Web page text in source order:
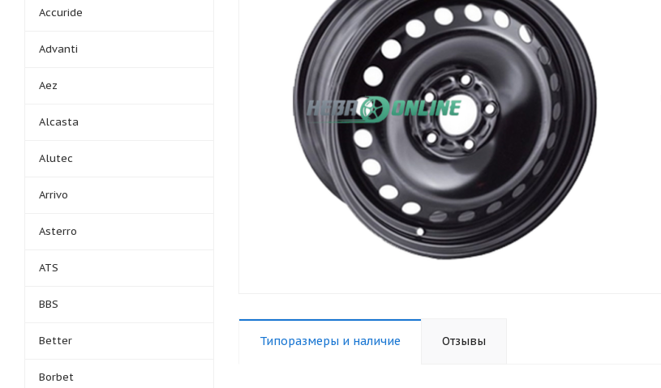
Типоразмеры и наличие Отзывы
Accuride
Advanti
Aez
Alcasta
Alutec
Arrivo
Asterro
ATS
BBS
Better
Borbet